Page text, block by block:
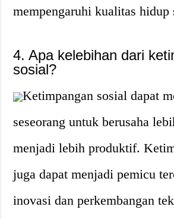
mempengaruhi kualitas hidup
4. Apa kelebihan dari
sosial?
Ketimpangan sosial dapat
seseorang untuk berusaha
menjadi lebih produktif.
juga dapat menjadi pemicu
inovasi dan perkembangan